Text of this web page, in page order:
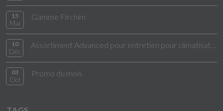
15
Mai
Gamme Firchim
10
Déc
03
Oct
Promo du mois